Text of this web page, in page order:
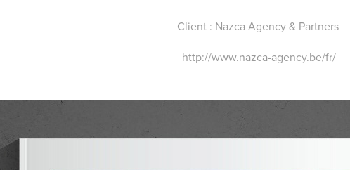
Client : Nazca Agency & Partners
http://www.nazca-agency.be/fr/